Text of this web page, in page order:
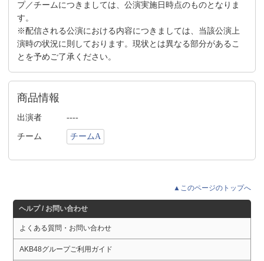
プ／チームにつきましては、公演実施日時点のものとなりま
す。
※配信される公演における内容につきましては、当該公演上
演時の状況に則しております。現状とは異なる部分があるこ
とを予めご了承ください。
商品情報
出演者 ----
チーム チームA
▲このページのトップへ
ヘルプ / お問い合わせ
よくある質問・お問い合わせ
AKB48グループご利用ガイド